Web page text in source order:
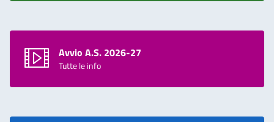
Avvio A.S. 2026-27
Tutte le info